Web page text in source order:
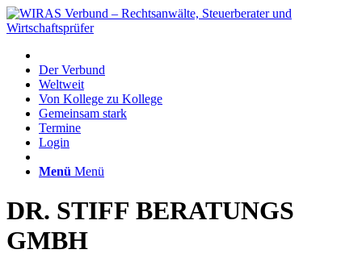
Der Verbund
Weltweit
Von Kollege zu Kollege
Gemeinsam stark
Termine
Login
Menü Menü
DR. STIFF BERATUNGS
GMBH